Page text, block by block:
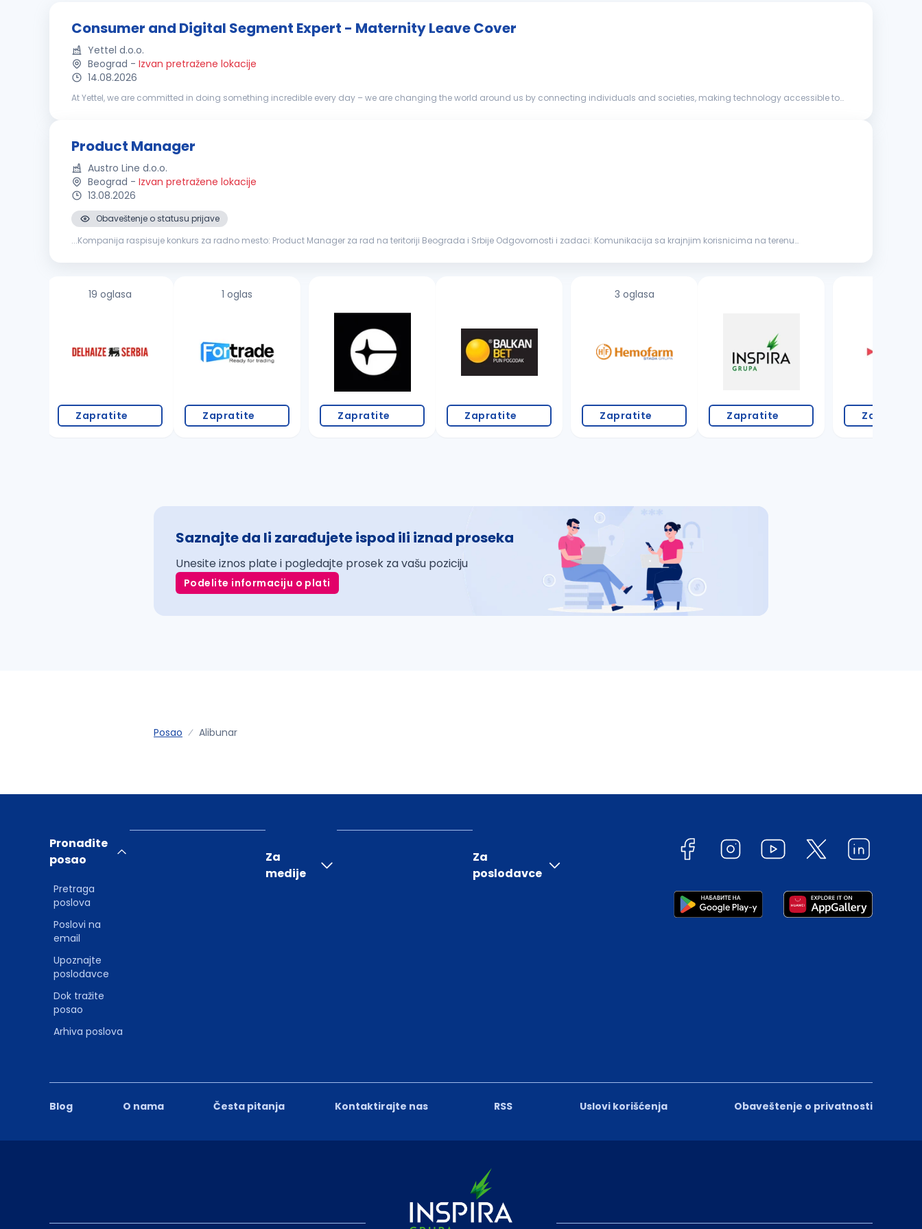
Consumer and Digital Segment Expert - Maternity Leave Cover
Yettel d.o.o.
Beograd - Izvan pretražene lokacije
14.08.2026
At Yettel, we are committed in doing something incredible every day – we are changing the world around us by connecting individuals and societies, making technology accessible to
Product Manager
Austro Line d.o.o.
Beograd - Izvan pretražene lokacije
13.08.2026
Obaveštenje o statusu prijave
...Kompanija raspisuje konkurs za radno mesto: Product Manager za rad na teritoriji Beograda i Srbije Odgovornosti i zadaci: Komunikacija sa krajnjim korisnicima na terenu
19 oglasa
Zapratite
1 oglas
Zapratite Zapratite Zapratite
3 oglasa
Zapratite Zapratite Zapratite
Saznajte da li zarađujete ispod ili iznad proseka
Unesite iznos plate i pogledajte prosek za vašu poziciju
Podelite informaciju o plati
Posao Alibunar
Blog O nama Česta pitanja Kontaktirajte nas RSS Uslovi korišćenja Obaveštenje o privatnosti
Pronađite
posao
Pretraga
poslova
Poslovi na
email
Upoznajte
poslodavce
Dok tražite
posao
Arhiva poslova
Za
medije
Za
poslodavce